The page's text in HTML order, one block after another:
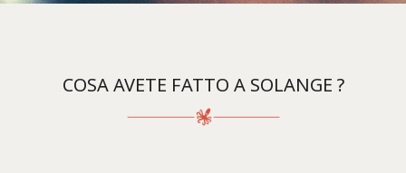
COSA AVETE FATTO A SOLANGE ?